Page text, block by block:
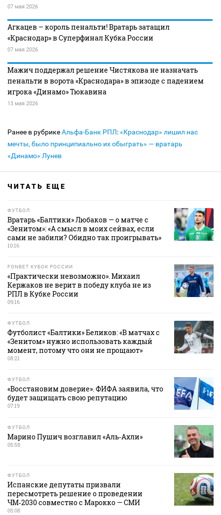
07 мая 2026
Агкацев – король пенальти! Вратарь затащил
«Краснодар» в Суперфинал Кубка России
07 мая 2026
Мажич поддержал решение Чистякова не назначать
пенальти в ворота «Краснодара» в эпизоде с падением
игрока «Динамо» Тюкавина
13 мая 2026
Ранее в рубрикеАльфа-Банк РПЛ:«Краснодар» лишил нас
мечты, было принципиально их обыграть» — вратарь
«Динамо» Лунев
ЧИТАТЬ ЕЩЕ
ФУТБОЛ
Вратарь «Балтики» Любаков — о матче с
«Зенитом»: «А смысл в моих сейвах, если
сами не забили? Обидно так проигрывать»
10:16
FONBET КУБОК РОССИИ
«Практически невозможно». Михаил
Кержаков не верит в победу клуба не из
РПЛ в Кубке России
09:16
ФУТБОЛ
Футболист «Балтики» Беликов: «В матчах с
«Зенитом» нужно использовать каждый
момент, потому что они не прощают»
08:21
ФУТБОЛ
«Восстановим доверие». ФИФА заявила, что
будет защищать свою репутацию
07:19
ФУТБОЛ
Марино Пушич возглавил «Аль‑Ахли»
05:58
ФУТБОЛ
Испанские депутаты призвали
пересмотреть решение о проведении
ЧМ‑2030 совместно с Марокко — СМИ
05:08